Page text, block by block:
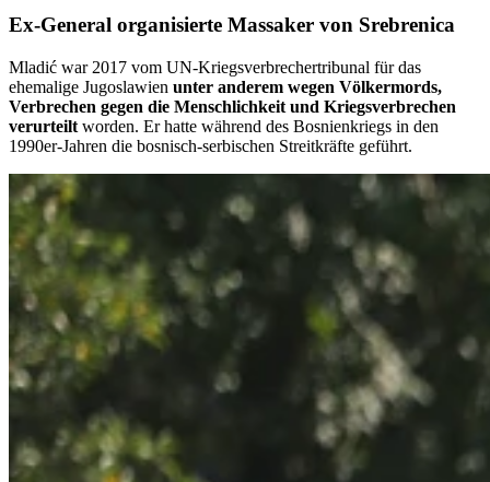
Ex-General organisierte Massaker von Srebrenica
Mladić war 2017 vom UN-Kriegsverbrechertribunal für das
ehemalige Jugoslawien unter anderem wegen Völkermords,
Verbrechen gegen die Menschlichkeit und Kriegsverbrechen
verurteilt worden. Er hatte während des Bosnienkriegs in den
1990er-Jahren die bosnisch-serbischen Streitkräfte geführt.